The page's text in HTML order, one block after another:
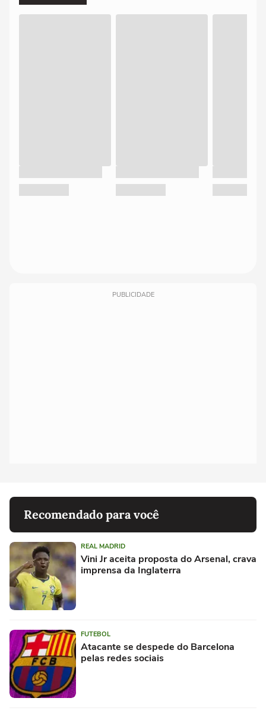
PUBLICIDADE
Recomendado para você
REAL MADRID
Vini Jr aceita proposta do Arsenal, crava
imprensa da Inglaterra
FUTEBOL
Atacante se despede do Barcelona
pelas redes sociais